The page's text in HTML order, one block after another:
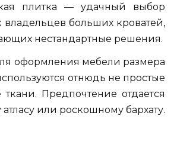
плитка — удачный выбор
больших кроватей,
нестандартные решения.
оформления мебели размера
отнюдь не простые
Предпочтение отдается
или роскошному бархату.